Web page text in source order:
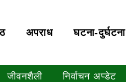
अपराध घटना-दुर्घटना
जीवनशैली निर्वाचन अप्डेट